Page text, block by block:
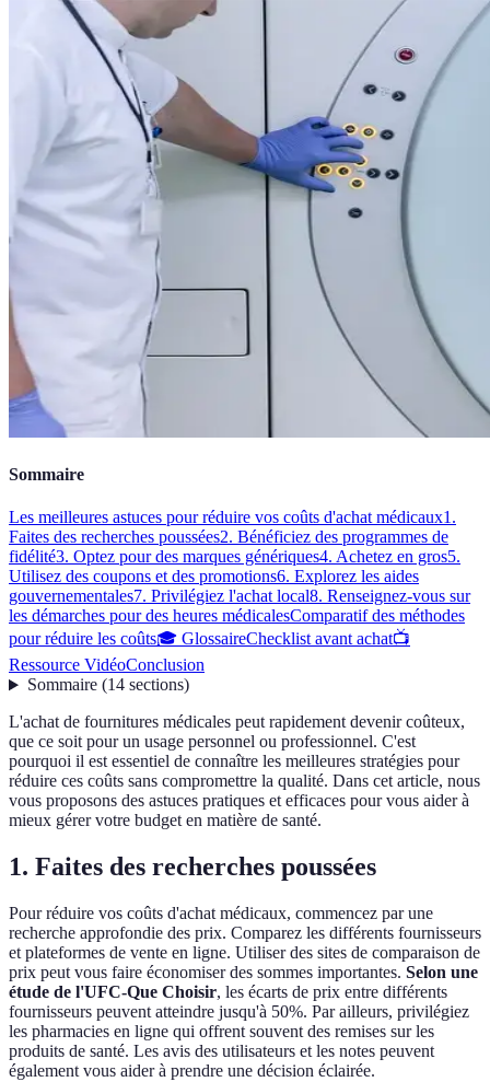
Sommaire
Les meilleures astuces pour réduire vos coûts d'achat médicaux1.
Faites des recherches poussées2. Bénéficiez des programmes de
fidélité3. Optez pour des marques génériques4. Achetez en gros5.
Utilisez des coupons et des promotions6. Explorez les aides
gouvernementales7. Privilégiez l'achat local8. Renseignez-vous sur
les démarches pour des heures médicalesComparatif des méthodes
pour réduire les coûts🎓 GlossaireChecklist avant achat📺
Ressource VidéoConclusion
Sommaire(14 sections)
L'achat de fournitures médicales peut rapidement devenir coûteux,
que ce soit pour un usage personnel ou professionnel. C'est
pourquoi il est essentiel de connaître les meilleures stratégies pour
réduire ces coûts sans compromettre la qualité. Dans cet article, nous
vous proposons des astuces pratiques et efficaces pour vous aider à
mieux gérer votre budget en matière de santé.
1. Faites des recherches poussées
Pour réduire vos coûts d'achat médicaux, commencez par une
recherche approfondie des prix. Comparez les différents fournisseurs
et plateformes de vente en ligne. Utiliser des sites de comparaison de
prix peut vous faire économiser des sommes importantes. Selon une
étude de l'UFC-Que Choisir, les écarts de prix entre différents
fournisseurs peuvent atteindre jusqu'à 50%. Par ailleurs, privilégiez
les pharmacies en ligne qui offrent souvent des remises sur les
produits de santé. Les avis des utilisateurs et les notes peuvent
également vous aider à prendre une décision éclairée.